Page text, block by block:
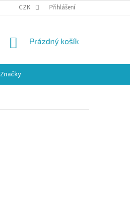
CZK Přihlášení
NÁKUPNÍ
Prázdný košík
Značky